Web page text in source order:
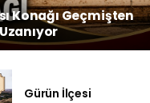
Konağı Geçmişten
Gürün İlçesi